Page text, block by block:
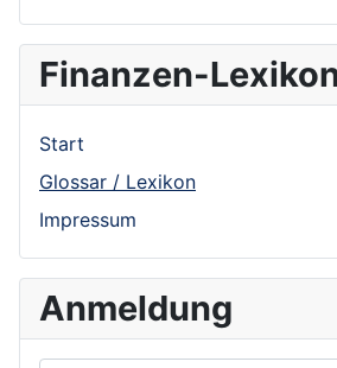
Finanzen-
Start
Glossar / Lexikon
Impressum
Anmeldung